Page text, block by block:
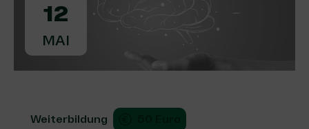
12
MAI
Weiterbildung